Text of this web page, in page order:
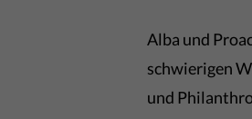
Alba und
schwierigen
und